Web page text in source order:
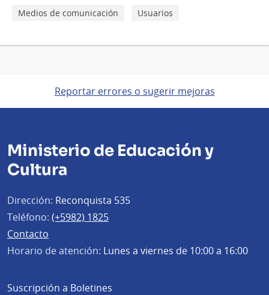
Medios de comunicación
Usuarios
Reportar errores o sugerir mejoras
Ministerio de Educación y
Cultura
Dirección: Reconquista 535
Teléfono: (+5982) 1825
Contacto
Horario de atención: Lunes a viernes de 10:00 a 16:00
Suscripción a Boletines